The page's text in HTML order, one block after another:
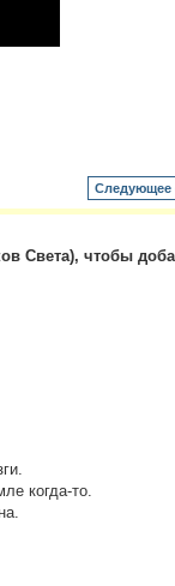
Следующее
Света), чтобы
когда-то.